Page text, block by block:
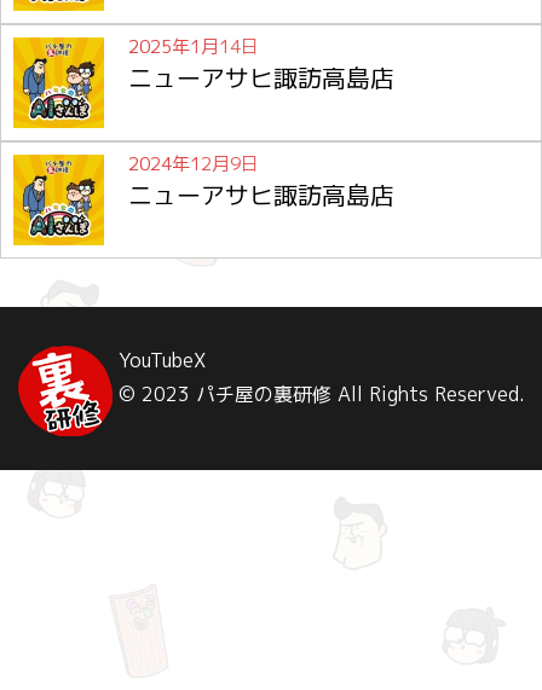
2025年1月14日
ニューアサヒ諏訪高島店
2024年12月9日
ニューアサヒ諏訪高島店
YouTubeX
© 2023 パチ屋の裏研修 All Rights Reserved.